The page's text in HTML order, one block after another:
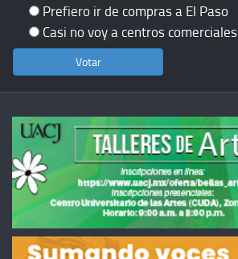
Prefiero ir de compras a El Paso
Casi no voy a centros comerciales